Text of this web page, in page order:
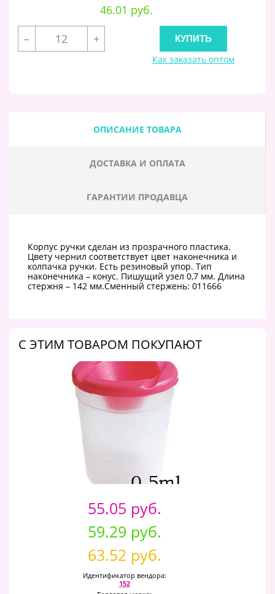
46.01 руб.
–
+
Как заказать оптом
ОПИСАНИЕ ТОВАРА
ДОСТАВКА И ОПЛАТА
ГАРАНТИИ ПРОДАВЦА
Корпус ручки сделан из прозрачного пластика.
Цвету чернил соответствует цвет наконечника и
колпачка ручки. Есть резиновый упор. Тип
наконечника – конус. Пишущий узел 0,7 мм. Длина
стержня – 142 мм.Сменный стержень: 011666
C ЭТИМ ТОВАРОМ ПОКУПАЮТ
55.05 руб.
59.29 руб.
63.52 руб.
Идентификатор вендора:
152